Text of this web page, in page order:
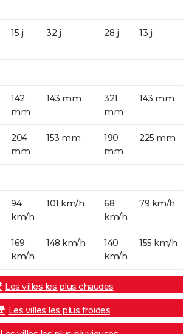
15 j 32 j 28 j 13 j
142
mm
143 mm
321
mm
143 mm
204
mm
153 mm
190
mm
225 mm
94
km/h
101 km/h
68
km/h
79 km/h
169
km/h
148 km/h
140
km/h
155 km/h
Les villes les plus chaudes
Les villes les plus froides